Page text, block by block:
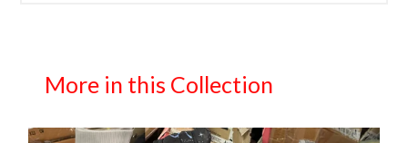
More in this Collection